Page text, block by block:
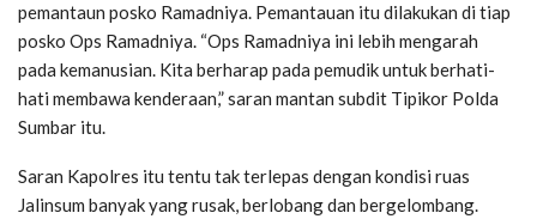
pemantaun posko Ramadniya. Pemantauan itu dilakukan di tiap
posko Ops Ramadniya. “Ops Ramadniya ini lebih mengarah
pada kemanusian. Kita berharap pada pemudik untuk berhati-
hati membawa kenderaan,” saran mantan subdit Tipikor Polda
Sumbar itu.
Saran Kapolres itu tentu tak terlepas dengan kondisi ruas
Jalinsum banyak yang rusak, berlobang dan bergelombang.